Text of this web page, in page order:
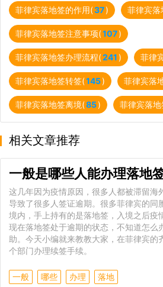
菲律宾落地签的作用(37) 菲律宾落
菲律宾落地签注意事项(107)
菲律宾落地签办理流程(241) 菲律
菲律宾落地签转签(145) 菲律宾落
菲律宾落地签离境(85) 菲律宾落
相关文章推荐
这几年因为疫情原因，很多人都被滞留海
导致了很多人签证逾期。很多菲律宾的同
境内，手上持有的是落地签，入境之后疫
现在落地签处于逾期的状态，不知道怎么
助。今天小编就来教教大家，在菲律宾的
个部门办理续签手续。
一般 哪些 办理 落地